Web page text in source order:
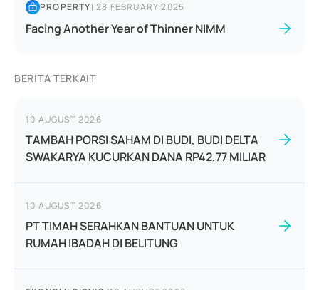
PROPERTY|28 FEBRUARY 2025
Facing Another Year of Thinner NIMM
BERITA TERKAIT
10 AUGUST 2026
TAMBAH PORSI SAHAM DI BUDI, BUDI DELTA
SWAKARYA KUCURKAN DANA RP42,77 MILIAR
10 AUGUST 2026
PT TIMAH SERAHKAN BANTUAN UNTUK
RUMAH IBADAH DI BELITUNG